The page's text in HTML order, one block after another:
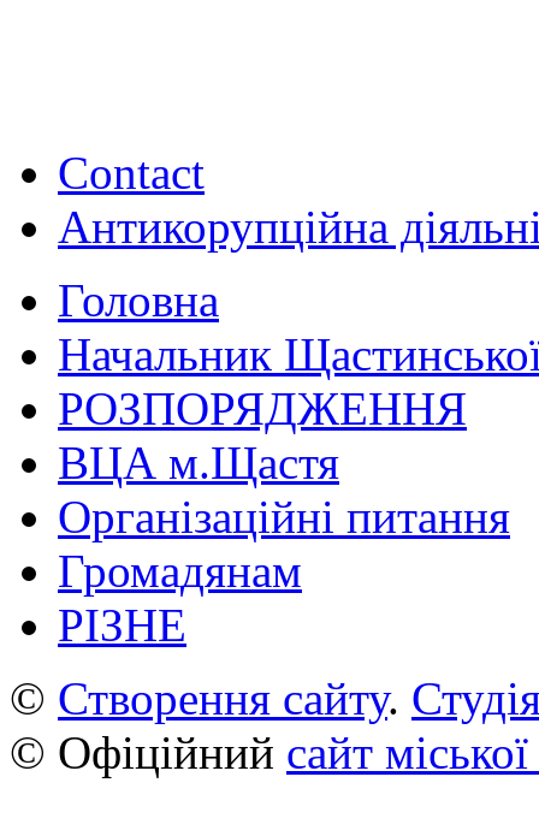
Contact
Антикорупційна
Головна
Начальник
РОЗПОРЯДЖЕННЯ
ВЦА м.Щастя
Організаційні питання
Громадянам
РІЗНЕ
© Створення сайту.
© Офіційний сайт